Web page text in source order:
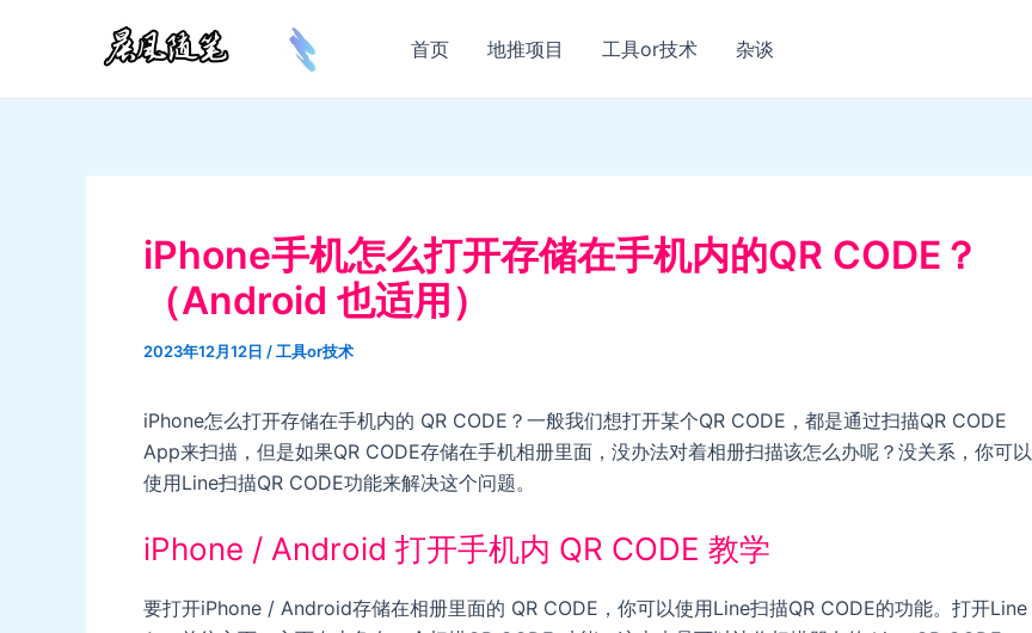
首页 地推项目 工具or技术 杂谈
iPhone手机怎么打开存储在手机内的QR CODE？
（Android 也适用）
2023年12月12日 /工具or技术
iPhone怎么打开存储在手机内的 QR CODE？一般我们想打开某个QR CODE，都是通过扫描QR CODE
App来扫描，但是如果QR CODE存储在手机相册里面，没办法对着相册扫描该怎么办呢？没关系，你可以
使用Line扫描QR CODE功能来解决这个问题。
iPhone / Android 打开手机内 QR CODE 教学
要打开iPhone / Android存储在相册里面的 QR CODE，你可以使用Line扫描QR CODE的功能。打开Line